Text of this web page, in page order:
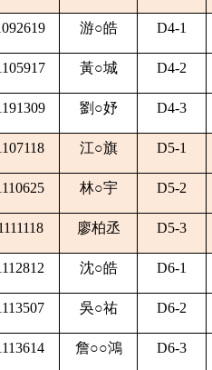
游○皓 D4-1
黃○城 D4-2
劉 ○妤 D4-3
江○旗 D5-1
林○宇 D5-2
廖柏丞 D5-3
沈○皓 D6-1
吳○祐 D6-2
詹○○鴻 D6-3